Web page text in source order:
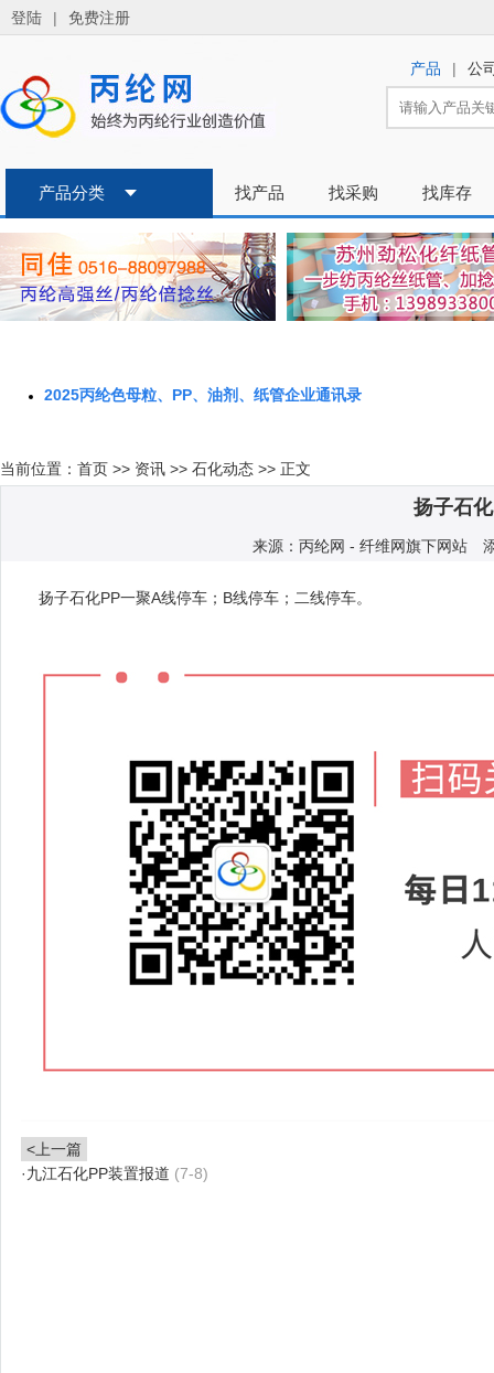
2025丙纶色母粒、PP、油剂、纸管企业通讯录
当前位置： 首页 >> 资讯 >> 石化动态 >> 正文
扬子石
来源：丙纶网 - 纤维网旗下网站
扬子石化PP一聚A线停车；B线停车；二线停车。
<上一篇
·九江石化PP装置报道 (7-8)